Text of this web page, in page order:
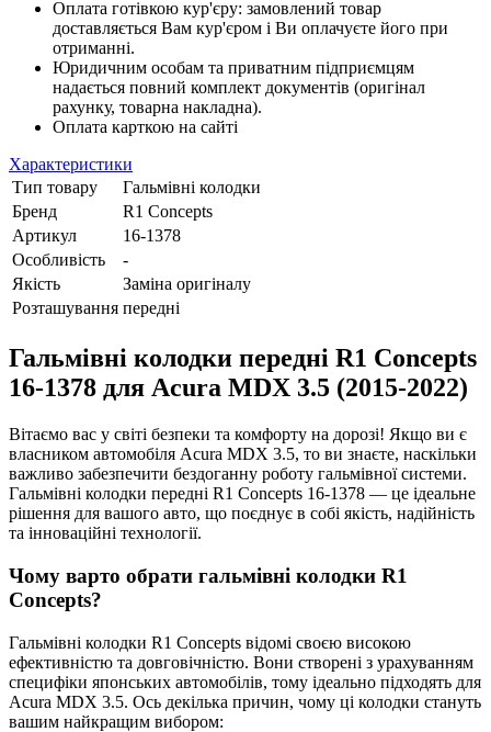
Оплата готівкою кур'єру: замовлений товар
доставляється Вам кур'єром і Ви оплачуєте його при
отриманні.
Юридичним особам та приватним підприємцям
надається повний комплект документів (оригінал
рахунку, товарна накладна).
Оплата карткою на сайті
Характеристики
Тип товару
Гальмівні колодки
Бренд
R1 Concepts
Артикул
16-1378
Особливість
-
Якість
Заміна оригіналу
Розташування передні
Гальмівні колодки передні R1 Concepts
16-1378 для Acura MDX 3.5 (2015-2022)
Вітаємо вас у світі безпеки та комфорту на дорозі! Якщо ви є
власником автомобіля Acura MDX 3.5, то ви знаєте, наскільки
важливо забезпечити бездоганну роботу гальмівної системи.
Гальмівні колодки передні R1 Concepts 16-1378 — це ідеальне
рішення для вашого авто, що поєднує в собі якість, надійність
та інноваційні технології.
Чому варто обрати гальмівні колодки R1
Concepts?
Гальмівні колодки R1 Concepts відомі своєю високою
ефективністю та довговічністю. Вони створені з урахуванням
специфіки японських автомобілів, тому ідеально підходять для
Acura MDX 3.5. Ось декілька причин, чому ці колодки стануть
вашим найкращим вибором: